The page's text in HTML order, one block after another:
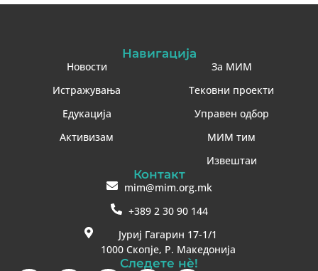
Навигација
Новости
Истражувања
Едукација
Активизам
За МИМ
Тековни проекти
Управен одбор
МИМ тим
Извештаи
Контакт
mim@mim.org.mk
+389 2 30 90 144
Јуриј Гагарин 17-1/1
1000 Скопје, Р. Македонија
Следете нè!